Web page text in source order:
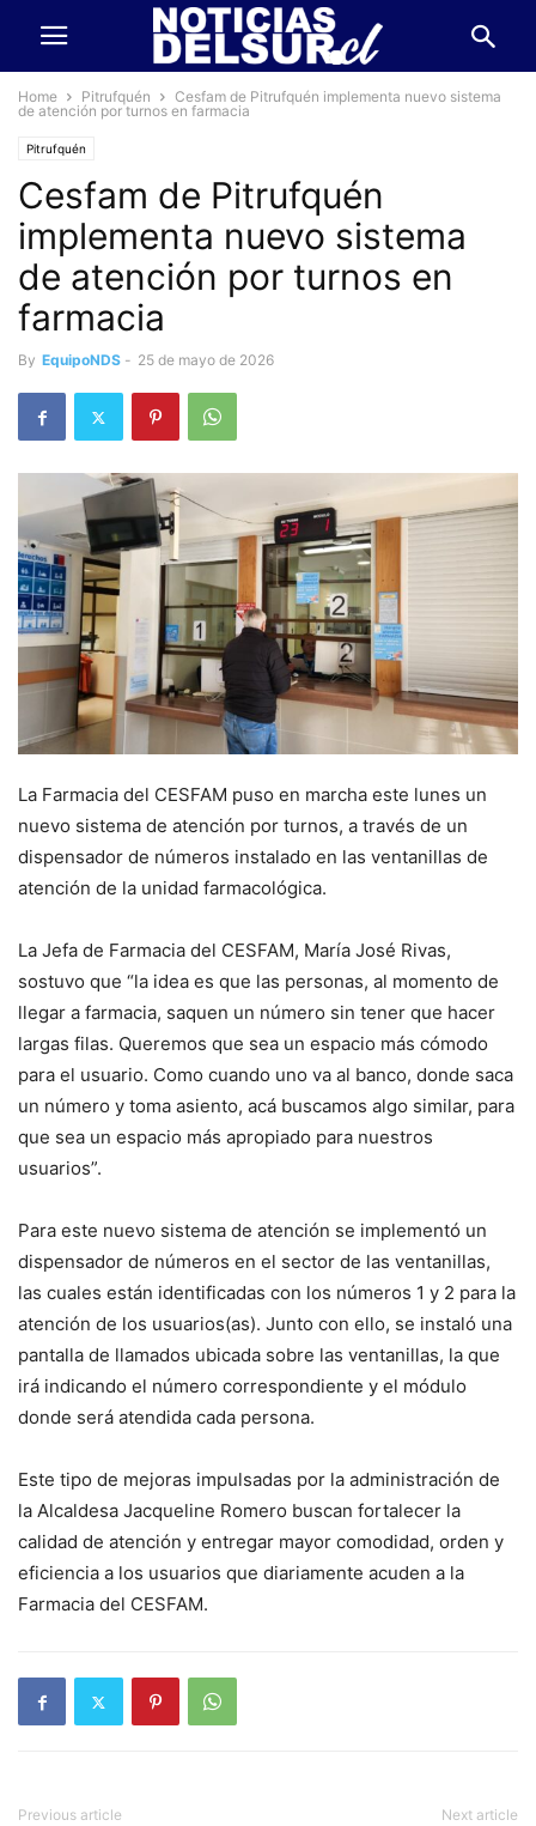
Home Pitrufquén
Cesfam de Pitrufquén implementa nuevo sistema
de atención por turnos en farmacia
Pitrufquén
Cesfam de Pitrufquén
implementa nuevo sistema
de atención por turnos en
farmacia
By EquipoNDS - 25 de mayo de 2026
La Farmacia del CESFAM puso en marcha este lunes un
nuevo sistema de atención por turnos, a través de un
dispensador de números instalado en las ventanillas de
atención de la unidad farmacológica.
La Jefa de Farmacia del CESFAM, María José Rivas,
sostuvo que “la idea es que las personas, al momento de
llegar a farmacia, saquen un número sin tener que hacer
largas filas. Queremos que sea un espacio más cómodo
para el usuario. Como cuando uno va al banco, donde saca
un número y toma asiento, acá buscamos algo similar, para
que sea un espacio más apropiado para nuestros
usuarios”.
Para este nuevo sistema de atención se implementó un
dispensador de números en el sector de las ventanillas,
las cuales están identificadas con los números 1 y 2 para la
atención de los usuarios(as). Junto con ello, se instaló una
pantalla de llamados ubicada sobre las ventanillas, la que
irá indicando el número correspondiente y el módulo
donde será atendida cada persona.
Este tipo de mejoras impulsadas por la administración de
la Alcaldesa Jacqueline Romero buscan fortalecer la
calidad de atención y entregar mayor comodidad, orden y
eficiencia a los usuarios que diariamente acuden a la
Farmacia del CESFAM.
Previous article Next article